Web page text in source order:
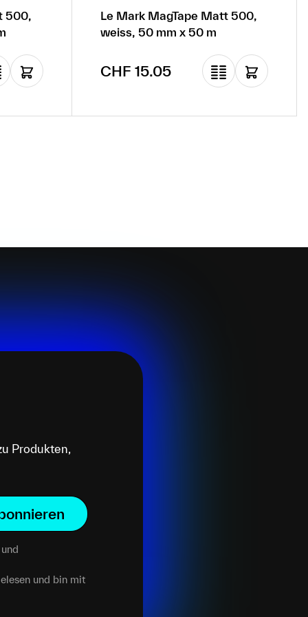
500,
Le Mark MagTape Matt 500,
weiss, 50 mm x 50 m
Regulärer Preis:
CHF 15.05
Produkten,
und bin mit